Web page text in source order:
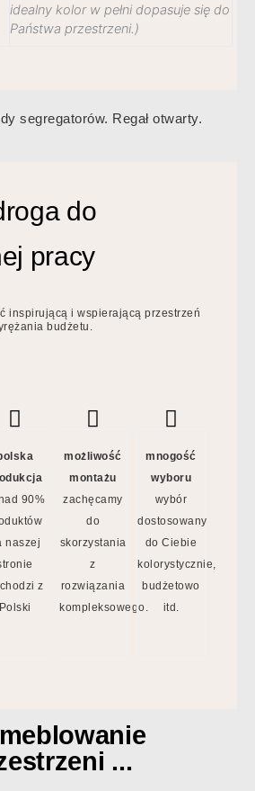
idealny kolor w pełni dopasuje się do
Państwa przestrzeni.)
segregatorów. Regał otwarty.
do
pracy
inspirującą i wspierającą przestrzeń
budżetu.
90%
naszej
z
Polski
możliwość
montażu
zachęcamy
do
skorzystania
z
rozwiązania
kompleksowego.
mnogość
wyboru
wybór
dostosowany
do Ciebie
kolorystycznie,
budżetowo
itd.
...